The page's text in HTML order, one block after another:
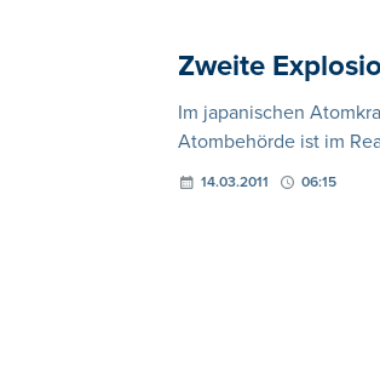
Zweite
Im japanischen
Atombehörde ist im
14.03.2011 06:15